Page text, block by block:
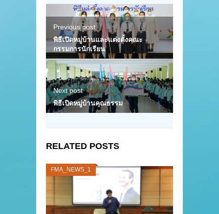
Previous post
พิธีเปิดหมู่บ้านและแต่งตั้งคณะ
กรรมการนักเรียน
Next post
พิธีเปิดหมู่บ้านคุณธรรม
RELATED POSTS
FMA_NEWS_1